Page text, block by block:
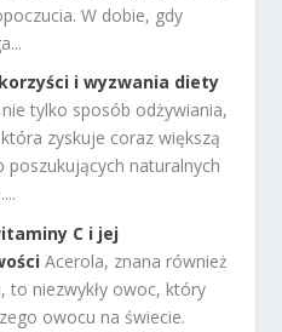
W dobie, gdy
i wyzwania diety
tylko sposób odżywiania,
zyskuje coraz większą
naturalnych
C i jej
Acerola, znana również
to niezwykły owoc, który
owocu na świecie.